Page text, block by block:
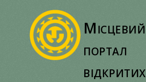
Місцевий
портал
відкритих